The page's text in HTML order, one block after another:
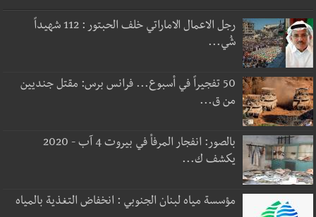
رجل الاعمال الاماراتي خلف الحبتور : 112 شهيداً
شُي...
50 تفجيراً في أسبوع... فرانس برس: مقتل جنديين
من ق...
بالصور: انفجار المرفأ في بيروت 4 آب - 2020
يكشف ك...
مؤسسة مياه لبنان الجنوبي : انخفاض التغذية بالمياه